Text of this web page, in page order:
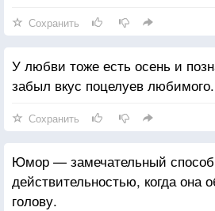
Сохранить
У любви тоже есть осень и
забыл вкус поцелуев любимого.
Сохранить
Юмор — замечательный
действительностью, когда она
голову.